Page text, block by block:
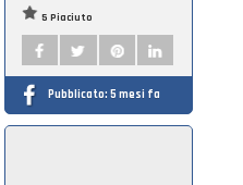
5 Piaciuto
Pubblicato: 5 mesi fa